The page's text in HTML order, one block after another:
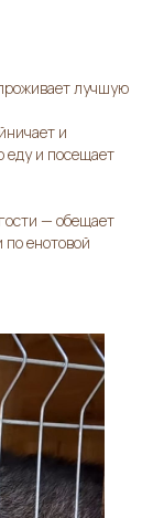
лучшую
и
еду и посещает
— обещает
енотовой